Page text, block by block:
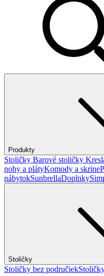
Produkty
Stoličky Barové stoličky
nohy a plátyKomody a skrine
nábytokSunbrellaDoplnky
Stoličky
Stoličky bez područiek